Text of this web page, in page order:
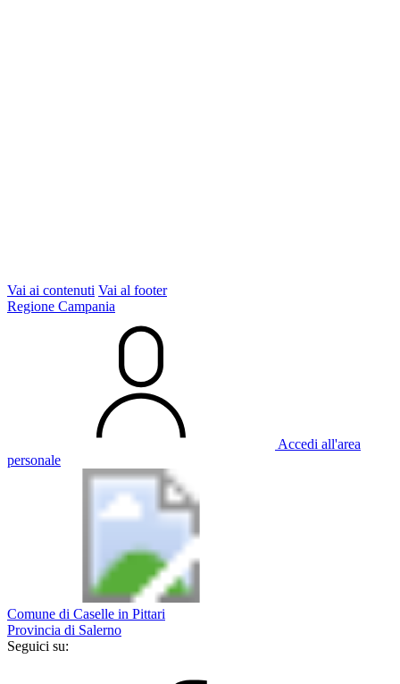
Vai ai contenuti Vai al footer
Regione Campania
Accedi all'area
personale
Comune di Caselle in Pittari
Provincia di Salerno
Seguici su: